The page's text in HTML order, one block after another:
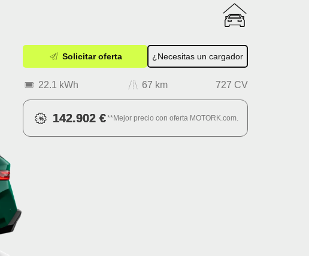
Solicitar oferta ¿Necesitas un cargador
22.1 kWh 67 km 727 CV
142.902 €**Mejor precio con oferta MOTORK.com.